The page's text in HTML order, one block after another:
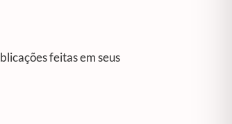
feitas em seus